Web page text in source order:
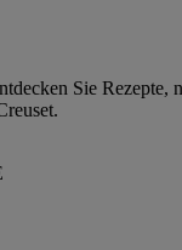
Sie Rezepte,